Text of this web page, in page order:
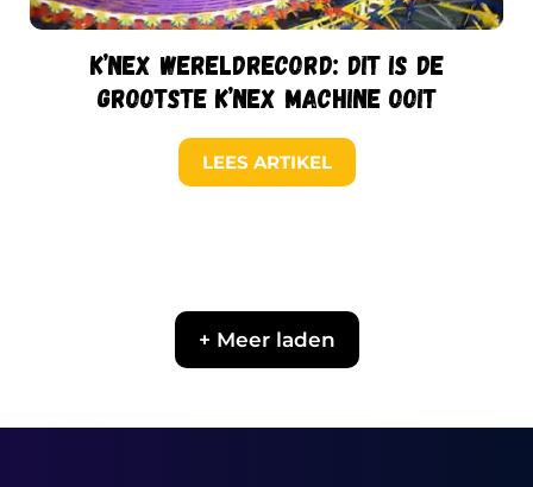
K’NEX wereldrecord: dit is de
grootste K’NEX machine ooit
LEES ARTIKEL
+ Meer laden